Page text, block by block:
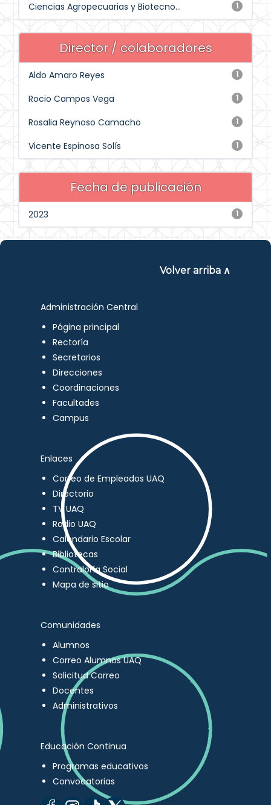
1
Ciencias Agropecuarias y Biotecno...
Director / colaboradores
1
Aldo Amaro Reyes
1
Rocio Campos Vega
1
Rosalia Reynoso Camacho
1
Vicente Espinosa Solís
Fecha de publicación
1
2023
Volver arriba ∧
Administración Central
Página principal
Rectoría
Secretarios
Direcciones
Coordinaciones
Facultades
Campus
Enlaces
Correo de Empleados UAQ
Directorio
TV UAQ
Radio UAQ
Calendario Escolar
Bibliotecas
Contraloría Social
Mapa de sitio
Comunidades
Alumnos
Correo Alumnos UAQ
Solicitud Correo
Docentes
Administrativos
Educación Continua
Programas educativos
Convocatorias